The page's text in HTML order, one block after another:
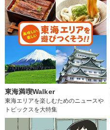
東海満喫Walker
東海エリアを楽しむためのニュースや
トピックスを大特集